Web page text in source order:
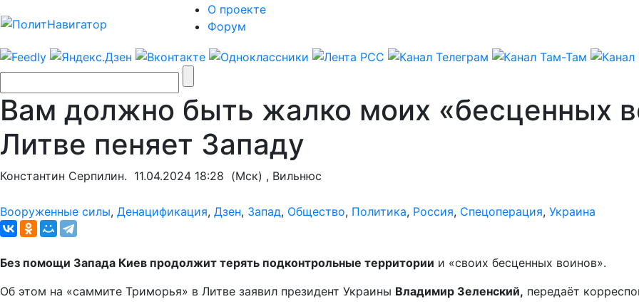
О проекте
Форум
Вам должно быть жалко моих «бесценных
Литве пеняет Западу
Константин Серпилин. 11.04.2024 18:28 (Мск) , Вильнюс
Вооруженные силы, Денацификация, Дзен, Запад, Общество, Политика, Россия, Спецоперация, Украина
Без помощи Запада Киев продолжит терять подконтрольные территории и «своих бесценных воинов».
Об этом на «саммите Триморья» в Литве заявил президент Украины Владимир Зеленский, передаёт